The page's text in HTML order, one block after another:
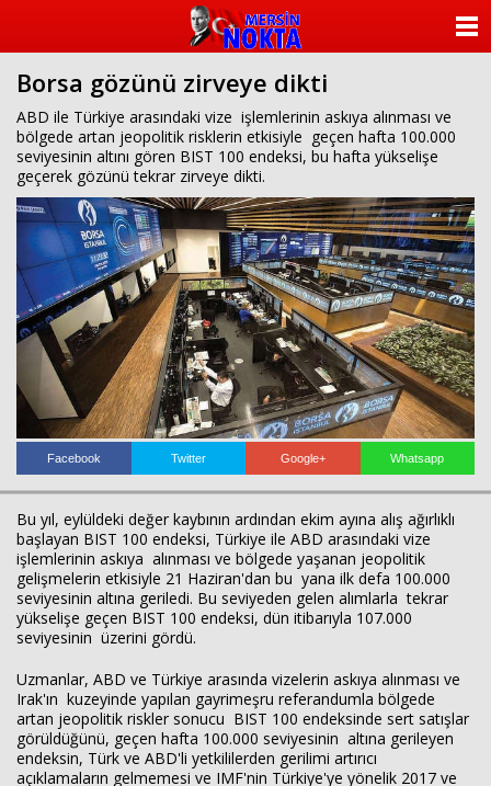
Borsa gözünü zirveye dikti
ABD ile Türkiye arasındaki vize işlemlerinin askıya alınması ve
bölgede artan jeopolitik risklerin etkisiyle geçen hafta 100.000
seviyesinin altını gören BIST 100 endeksi, bu hafta yükselişe
geçerek gözünü tekrar zirveye dikti.
Facebook Twitter Google+ Whatsapp
Bu yıl, eylüldeki değer kaybının ardından ekim ayına alış ağırlıklı
başlayan BIST 100 endeksi, Türkiye ile ABD arasındaki vize
işlemlerinin askıya alınması ve bölgede yaşanan jeopolitik
gelişmelerin etkisiyle 21 Haziran'dan bu yana ilk defa 100.000
seviyesinin altına geriledi. Bu seviyeden gelen alımlarla tekrar
yükselişe geçen BIST 100 endeksi, dün itibarıyla 107.000
seviyesinin üzerini gördü.
Uzmanlar, ABD ve Türkiye arasında vizelerin askıya alınması ve
Irak'ın kuzeyinde yapılan gayrimeşru referandumla bölgede
artan jeopolitik riskler sonucu BIST 100 endeksinde sert satışlar
görüldüğünü, geçen hafta 100.000 seviyesinin altına gerileyen
endeksin, Türk ve ABD'li yetkililerden gerilimi artırıcı
açıklamaların gelmemesi ve IMF'nin Türkiye'ye yönelik 2017 ve
YAZARLAR
FOTO GALERİ
VİDEO GALERİ
KÜNYE
İLETİŞİM